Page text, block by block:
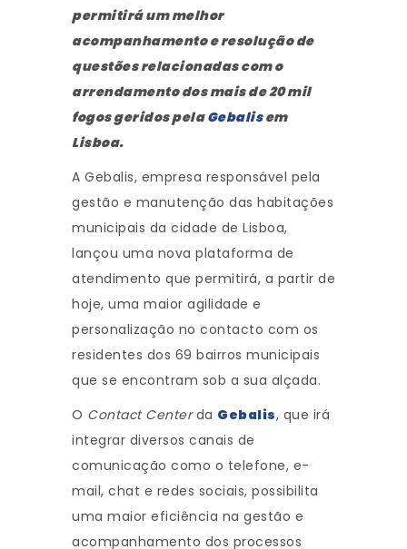
permitirá um melhor
acompanhamento e resolução de
questões relacionadas com o
arrendamento dos mais de 20 mil
fogos geridos pelaGebalisem
Lisboa.
A Gebalis, empresa responsável pela
gestão e manutenção das habitações
municipais da cidade de Lisboa,
lançou uma nova plataforma de
atendimento que permitirá, a partir de
hoje, uma maior agilidade e
personalização no contacto com os
residentes dos 69 bairros municipais
que se encontram sob a sua alçada.
O Contact Centerda Gebalis, que irá
integrar diversos canais de
comunicação como o telefone, e-
mail, chat e redes sociais, possibilita
uma maior eficiência na gestão e
acompanhamento dos processos